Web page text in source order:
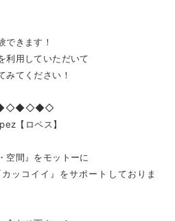
できます！
利用していただいて
みてください！
【ロペス】
空間』をモットーに
ッコイイ』をサポートしておりま